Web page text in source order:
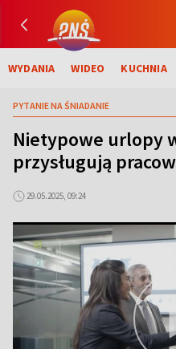
WYDANIA WIDEO KUCHNIA
PYTANIE NA ŚNIADANIE
Nietypowe urlopy
przysługują
29.05.2025, 09:24